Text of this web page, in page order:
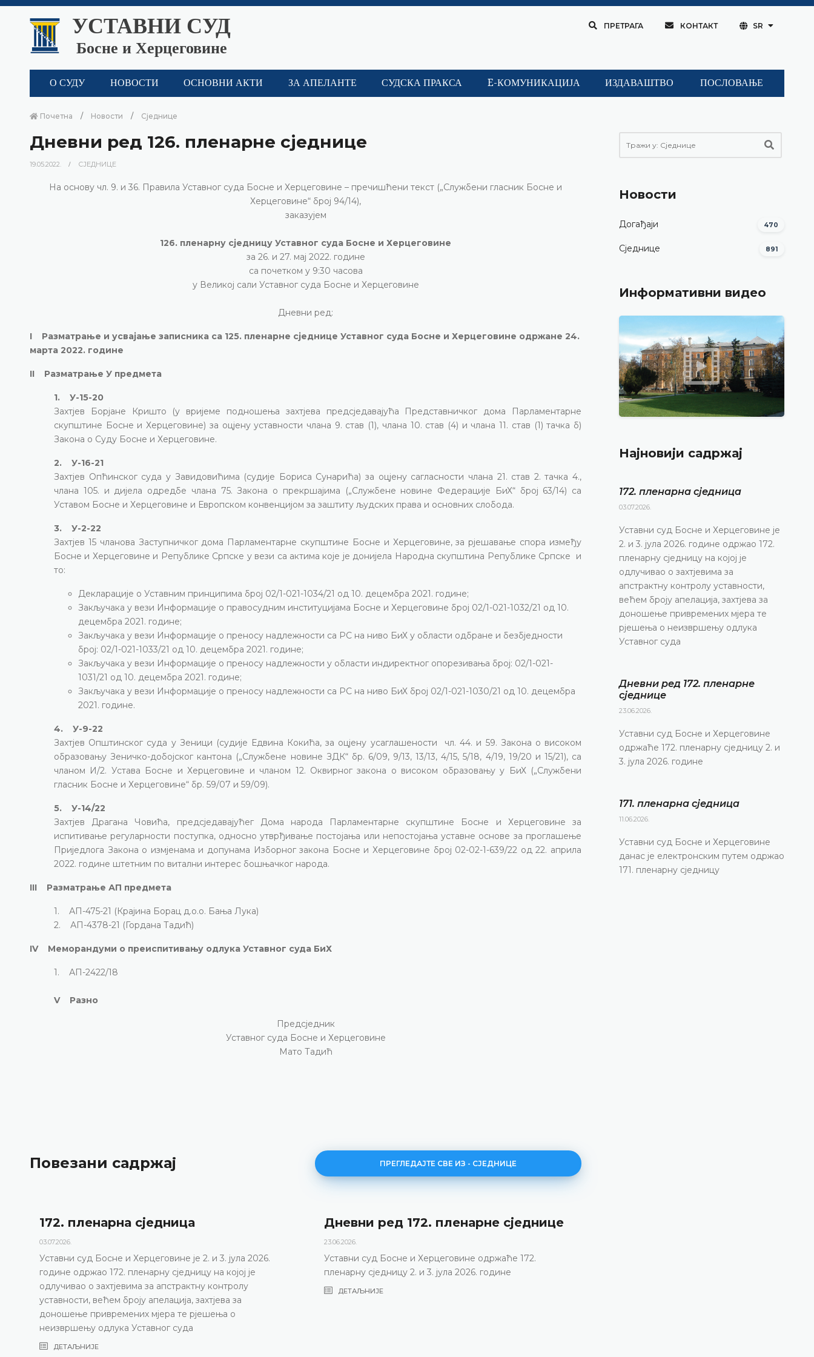
УСТАВНИ СУД
Босне и Херцеговине
ПРЕТРАГА КОНТАКТ SR
О СУДУ НОВОСТИ ОСНОВНИ АКТИ ЗА АПЕЛАНТЕ СУДСКА ПРАКСА E-КОМУНИКАЦИЈА ИЗДАВАШТВО ПОСЛОВАЊЕ
Почетна Новости Сједнице
Дневни ред 126. пленарне сједнице
19.05.2022. СЈЕДНИЦЕ
На основу чл. 9. и 36. Правила Уставног суда Босне и Херцеговине – пречишћени текст („Службени гласник Босне и
Херцеговине“ број 94/14),
заказујем
126. пленарну сједницу Уставног суда Босне и Херцеговине
за 26. и 27. мај 2022. године
са почетком у 9:30 часова
у Великој сали Уставног суда Босне и Херцеговине
Дневни ред:
I Разматрање и усвајање записника са 125. пленарне сједнице Уставног суда Босне и Херцеговине одржане 24.
марта 2022. године
II Разматрање У предмета
1. У-15-20
Захтјев Борјане Кришто (у вријеме подношења захтјева предсједавајућа Представничког дома Парламентарне
скупштине Босне и Херцеговине) за оцјену уставности члана 9. став (1), члана 10. став (4) и члана 11. став (1) тачка б)
Закона о Суду Босне и Херцеговине.
2. У-16-21
Захтјев Опћинског суда у Завидовићима (судије Бориса Сунарића) за оцјену сагласности члана 21. став 2. тачка 4.,
члана 105. и дијела одредбе члана 75. Закона о прекршајима („Службене новине Федерације БиХ“ број 63/14) са
Уставом Босне и Херцеговине и Европском конвенцијом за заштиту људских права и основних слобода.
3. У-2-22
Захтјев 15 чланова Заступничког дома Парламентарне скупштине Босне и Херцеговине, за рјешавање спора између
Босне и Херцеговине и Републике Српске у вези са актима које је донијела Народна скупштина Републике Српске и
то:
Декларације о Уставним принципима број 02/1-021-1034/21 од 10. децембра 2021. године;
Закључака у вези Информације о правосудним институцијама Босне и Херцеговине број 02/1-021-1032/21 од 10.
децембра 2021. године;
Закључака у вези Информације о преносу надлежности са РС на ниво БиХ у области одбране и безбједности
број: 02/1-021-1033/21 од 10. децембра 2021. године;
Закључака у вези Информације о преносу надлежности у области индиректног опорезивања број: 02/1-021-
1031/21 од 10. децембра 2021. године;
Закључака у вези Информације о преносу надлежности са РС на ниво БиХ број 02/1-021-1030/21 од 10. децембра
2021. године.
4. У-9-22
Захтјев Општинског суда у Зеници (судије Едвина Кокића, за оцјену усаглашености чл. 44. и 59. Закона о високом
образовању Зеничко-добојског кантона („Службене новине ЗДК“ бр. 6/09, 9/13, 13/13, 4/15, 5/18, 4/19, 19/20 и 15/21), са
чланом И/2. Устава Босне и Херцеговине и чланом 12. Оквирног закона о високом образовању у БиХ („Службени
гласник Босне и Херцеговине“ бр. 59/07 и 59/09).
5. У-14/22
Захтјев Драгана Човића, предсједавајућег Дома народа Парламентарне скупштине Босне и Херцеговине за
испитивање регуларности поступка, односно утврђивање постојања или непостојања уставне основе за проглашење
Приједлога Закона о измјенама и допунама Изборног закона Босне и Херцеговине број 02-02-1-639/22 од 22. априла
2022. године штетним по витални интерес бошњачког народа.
III Разматрање АП предмета
1. АП-475-21 (Крајина Борац д.о.о. Бања Лука)
2. АП-4378-21 (Гордана Тадић)
IV Меморандуми о преиспитивању одлука Уставног суда БиХ
1. АП-2422/18
V Разно
Предсједник
Уставног суда Босне и Херцеговине
Мато Тадић
Повезани садржај ПРЕГЛЕДАЈТЕ СВЕ ИЗ - СЈЕДНИЦЕ
172. пленарна сједницa
03.07.2026.
Уставни суд Босне и Херцеговине је 2. и 3. јула 2026.
године одржао 172. пленарну сједницу на којој је
одлучивао о захтјевима за апстрактну контролу
уставности, већем броју апелација, захтјева за
доношење привремених мјера те рјешења о
неизвршењу одлука Уставног суда
ДЕТАЉНИЈЕ
Дневни ред 172. пленарне сједнице
23.06.2026.
Уставни суд Босне и Херцеговине одржаће 172.
пленарну сједницу 2. и 3. јула 2026. године
ДЕТАЉНИЈЕ
Новости
Догађаји 470
Сједнице 891
Информативни видео
Најновији садржај
172. пленарна сједницa
03.07.2026.
Уставни суд Босне и Херцеговине је
2. и 3. јула 2026. године одржао 172.
пленарну сједницу на којој је
одлучивао о захтјевима за
апстрактну контролу уставности,
већем броју апелација, захтјева за
доношење привремених мјера те
рјешења о неизвршењу одлука
Уставног суда
Дневни ред 172. пленарне
сједнице
23.06.2026.
Уставни суд Босне и Херцеговине
одржаће 172. пленарну сједницу 2. и
3. јула 2026. године
171. пленарна сједницa
11.06.2026.
Уставни суд Босне и Херцеговине
данас је електронским путем одржао
171. пленарну сједницу